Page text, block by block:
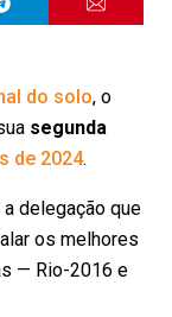
do solo, o
segunda
de 2024.
delegação que
os melhores
— Rio-2016 e